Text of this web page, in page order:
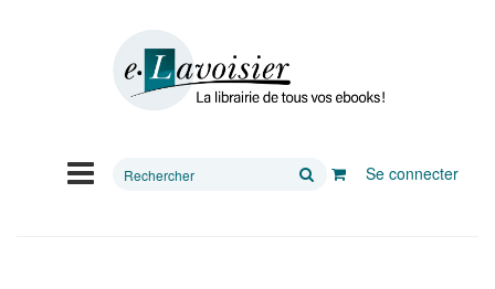
Rechercher
Se connecter